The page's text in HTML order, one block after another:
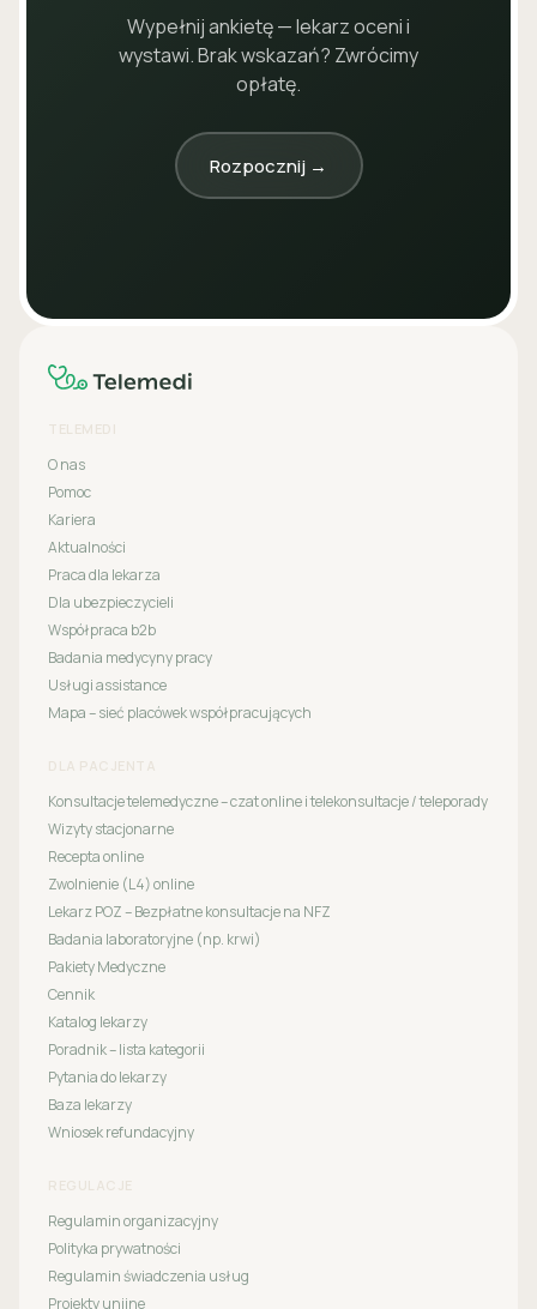
Wypełnij ankietę — lekarz oceni i
wystawi. Brak wskazań? Zwrócimy
opłatę.
Rozpocznij →
TELEMEDI
O nas
Pomoc
Kariera
Aktualności
Praca dla lekarza
Dla ubezpieczycieli
Współpraca b2b
Badania medycyny pracy
Usługi assistance
Mapa – sieć placówek współpracujących
DLA PACJENTA
Konsultacje telemedyczne – czat online i telekonsultacje / teleporady
Wizyty stacjonarne
Recepta online
Zwolnienie (L4) online
Lekarz POZ – Bezpłatne konsultacje na NFZ
Badania laboratoryjne (np. krwi)
Pakiety Medyczne
Cennik
Katalog lekarzy
Poradnik – lista kategorii
Pytania do lekarzy
Baza lekarzy
Wniosek refundacyjny
REGULACJE
Regulamin organizacyjny
Polityka prywatności
Regulamin świadczenia usług
Projekty unijne